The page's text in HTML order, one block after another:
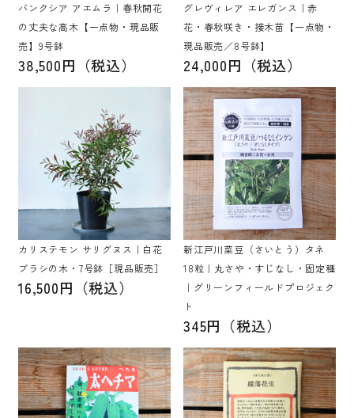
バンクシア アエムラ｜春秋開花
の丈夫な高木【一点物・現品販
売】9号鉢
38,500円（税込）
グレヴィレア エレガンス｜赤
花・春秋咲き・接木苗【一点物・
現品販売／8号鉢】
24,000円（税込）
カリステモン サリグヌス｜白花
ブラシの木・7号鉢［現品販売］
16,500円（税込）
新江戸川菜豆（さいとう）タネ
18粒｜丸さや・すじなし・固定種
｜グリーンフィールドプロジェク
ト
345円（税込）